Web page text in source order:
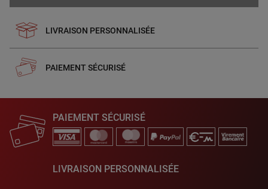
LIVRAISON PERSONNALISÉE
PAIEMENT SÉCURISÉ
PAIEMENT SÉCURISÉ
LIVRAISON PERSONNALISÉE